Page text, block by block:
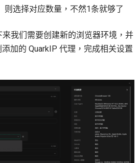
则选择对应数量，不然1条就够了
我们需要创建新的浏览器环境，并
加的 QuarkIP 代理，完成相关设置